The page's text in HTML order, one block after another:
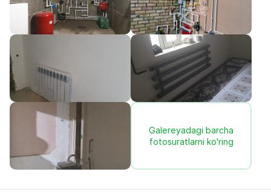
Galereyadagi barcha
fotosuratlarni ko'ring